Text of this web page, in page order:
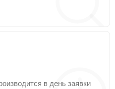
в день заявки